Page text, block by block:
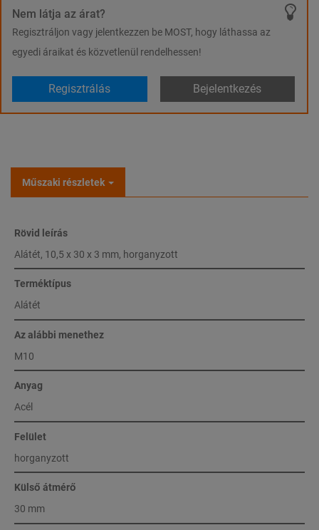
Nem látja az árat?
Regisztráljon vagy jelentkezzen be MOST, hogy láthassa az
egyedi áraikat és közvetlenül rendelhessen!
Regisztrálás Bejelentkezés
Műszaki részletek
Rövid leírás
Alátét, 10,5 x 30 x 3 mm, horganyzott
Terméktípus
Alátét
Az alábbi menethez
M10
Anyag
Acél
Felület
horganyzott
Külső átmérő
30 mm